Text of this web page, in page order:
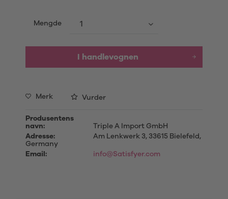
Mengde
I handlevognen
Merk Vurder
Produsentens
navn:
Triple A Import GmbH
Adresse:
Am Lenkwerk 3, 33615 Bielefeld,
Germany
Email:
info@Satisfyer.com